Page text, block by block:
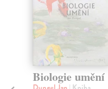
Biologie umění